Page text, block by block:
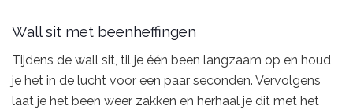
Wall sit met beenheffingen
Tijdens de wall sit, til je één been langzaam op en houd
je het in de lucht voor een paar seconden. Vervolgens
laat je het been weer zakken en herhaal je dit met het